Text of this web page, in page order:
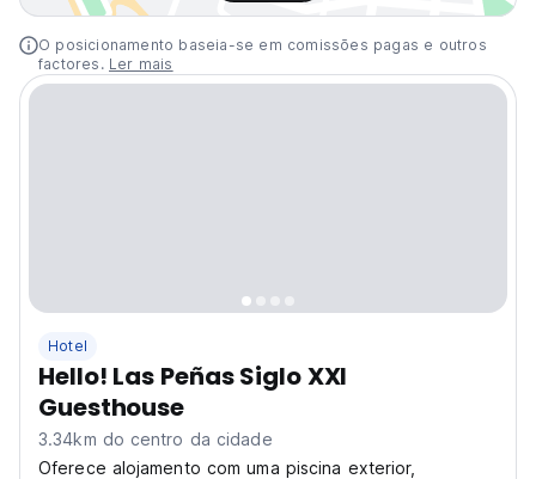
O posicionamento baseia-se em comissões pagas e outros
factores. Ler mais
Hotel
Hello! Las Peñas Siglo XXI
Guesthouse
3.34km do centro da cidade
Oferece alojamento com uma piscina exterior,